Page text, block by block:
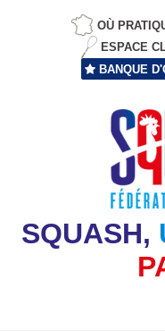
OÙ
ESPACE
BANQUE
SQUASH,